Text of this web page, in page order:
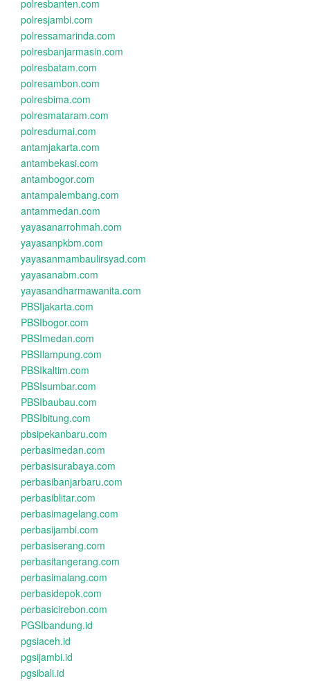
polresbanten.com
polresjambi.com
polressamarinda.com
polresbanjarmasin.com
polresbatam.com
polresambon.com
polresbima.com
polresmataram.com
polresdumai.com
antamjakarta.com
antambekasi.com
antambogor.com
antampalembang.com
antammedan.com
yayasanarrohmah.com
yayasanpkbm.com
yayasanmambaulirsyad.com
yayasanabm.com
yayasandharmawanita.com
PBSIjakarta.com
PBSIbogor.com
PBSImedan.com
PBSIlampung.com
PBSIkaltim.com
PBSIsumbar.com
PBSIbaubau.com
PBSIbitung.com
pbsipekanbaru.com
perbasimedan.com
perbasisurabaya.com
perbasibanjarbaru.com
perbasiblitar.com
perbasimagelang.com
perbasijambi.com
perbasiserang.com
perbasitangerang.com
perbasimalang.com
perbasidepok.com
perbasicirebon.com
PGSIbandung.id
pgsiaceh.id
pgsijambi.id
pgsibali.id